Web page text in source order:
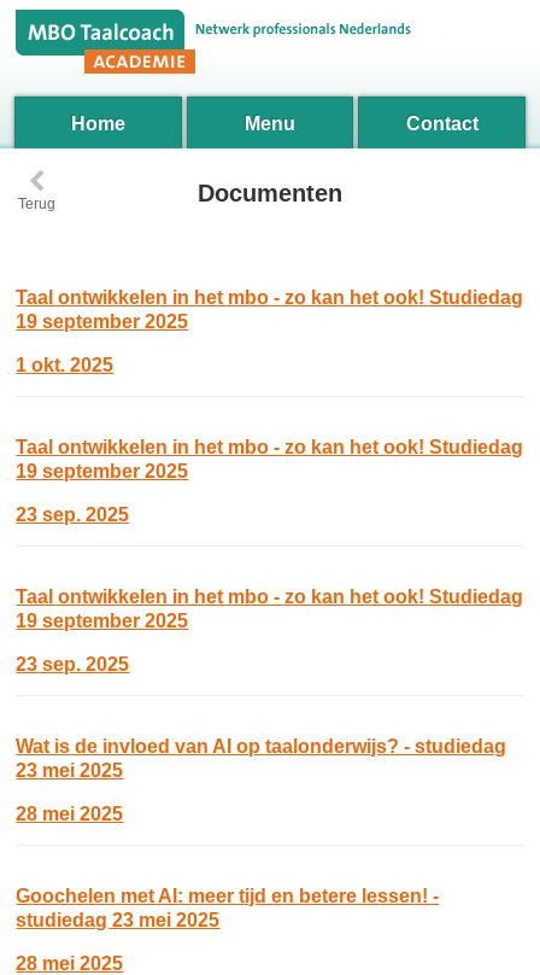
Home Menu Contact
‹
Terug Documenten
Taal ontwikkelen in het mbo - zo kan het ook! Studiedag
19 september 2025
1 okt. 2025
Taal ontwikkelen in het mbo - zo kan het ook! Studiedag
19 september 2025
23 sep. 2025
Taal ontwikkelen in het mbo - zo kan het ook! Studiedag
19 september 2025
23 sep. 2025
Wat is de invloed van AI op taalonderwijs? - studiedag
23 mei 2025
28 mei 2025
Goochelen met AI: meer tijd en betere lessen! -
studiedag 23 mei 2025
28 mei 2025